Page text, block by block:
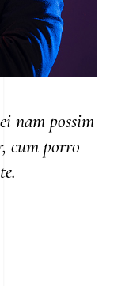
nam possim
cum porro